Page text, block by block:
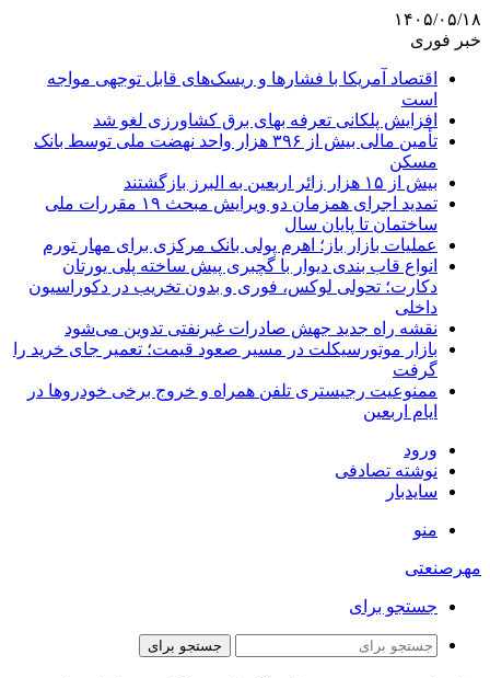
۱۴۰۵/۰۵/۱۸
خبر فوری
اقتصاد آمریکا با فشارها و ریسک‌های قابل توجهی مواجه
است
افزایش پلکانی تعرفه بهای برق کشاورزی لغو شد
تأمین مالی بیش از ۳۹۶ هزار واحد نهضت ملی توسط بانک
مسکن
بیش از ۱۵ هزار زائر اربعین به البرز بازگشتند
تمدید اجرای همزمان دو ویرایش مبحث ۱۹ مقررات ملی
ساختمان تا پایان سال
عملیات بازار باز؛ اهرم پولی بانک مرکزی برای مهار تورم
انواع قاب بندی دیوار با گچبری پیش ساخته پلی یورتان
دکارت؛ تحولی لوکس، فوری و بدون تخریب در دکوراسیون
داخلی
نقشه راه جدید جهش صادرات غیرنفتی تدوین می‌شود
بازار موتورسیکلت در مسیر صعود قیمت؛ تعمیر جای خرید را
گرفت
ممنوعیت رجیستری تلفن همراه و خروج برخی خودروها در
ایام اربعین
ورود
نوشته تصادفی
سایدبار
منو
مهرصنعتی
جستجو برای
جستجو برای